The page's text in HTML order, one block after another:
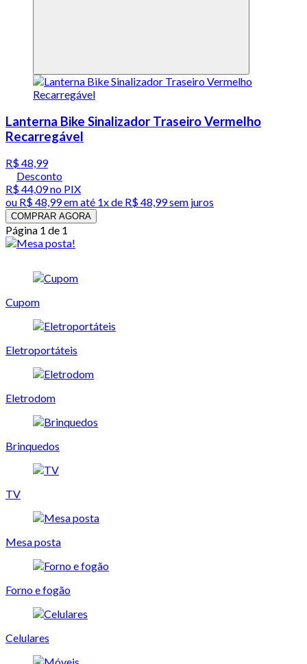
Lanterna Bike Sinalizador Traseiro Vermelho
Recarregável
R$ 48,99
Desconto
R$ 44,09no PIX
ou R$ 48,99em até 1x de R$ 48,99sem juros
COMPRAR AGORA
Página 1 de 1
Cupom
Eletroportáteis
Eletrodom
Brinquedos
TV
Mesa posta
Forno e fogão
Celulares